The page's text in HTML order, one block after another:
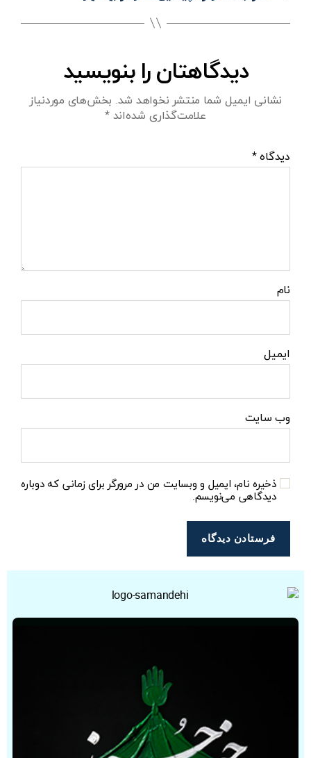
دیدگاهتان را بنویسید
نشانی ایمیل شما منتشر نخواهد شد. بخش‌های موردنیاز
علامت‌گذاری شده‌اند*
دیدگاه*
نام
ایمیل
وب‌ سایت
ذخیره نام، ایمیل و وبسایت من در مرورگر برای زمانی که دوباره
دیدگاهی می‌نویسم.